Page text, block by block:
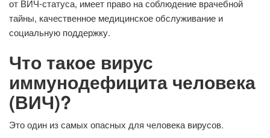
от ВИЧ-статуса, имеет право на соблюдение врачебной
тайны, качественное медицинское обслуживание и
социальную поддержку.
Что такое вирус
иммунодефицита человека
(ВИЧ)?
Это один из самых опасных для человека вирусов.